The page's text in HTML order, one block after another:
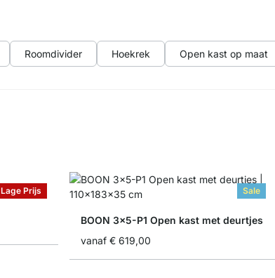
Roomdivider Hoekrek Open kast op maat
Lage Prijs Sale
BOON 3x5-P1 Open kast met deurtjes
vanaf € 619,00